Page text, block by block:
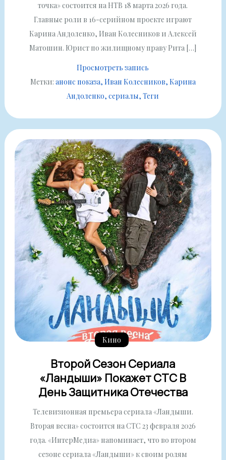
точка» состоится на НТВ 18 марта 2026 года.
Главные роли в 16-серийном проекте играют
Карина Андоленко, Иван Колесников и Алексей
Матошин. Юрист по жилищному праву Рита […]
Просмотреть запись
Метки: анонс показа Иван Колесников Карина
Андоленко сериалы Теги
Кино
Второй Сезон Сериала
«Ландыши» Покажет СТС В
День Защитника Отечества
Телевизионная премьера сериала «Ландыши.
Вторая весна» состоится на СТС 23 февраля 2026
года. «ИнтерМедиа» напоминает, что во втором
сезоне сериала «Ландыши» к своим ролям